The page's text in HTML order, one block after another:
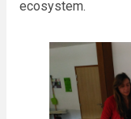
ecosystem.